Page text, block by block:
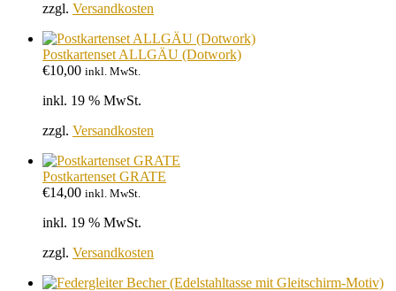
zzgl. Versandkosten
Postkartenset ALLGÄU (Dotwork)
€10,00 inkl. MwSt.
inkl. 19 % MwSt.
zzgl. Versandkosten
Postkartenset GRATE
€14,00 inkl. MwSt.
inkl. 19 % MwSt.
zzgl. Versandkosten